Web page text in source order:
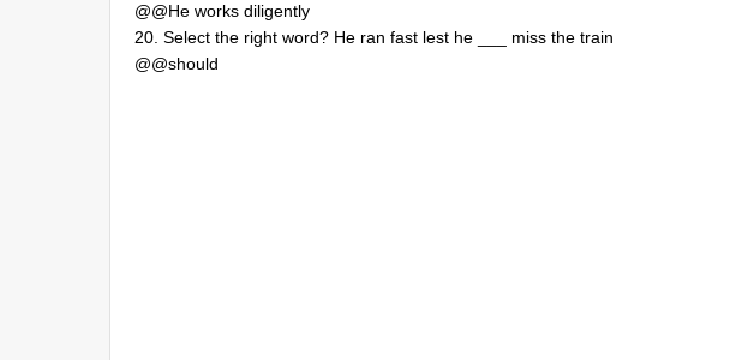
@@He works diligently
20. Select the right word? He ran fast lest he ___ miss the train
@@should